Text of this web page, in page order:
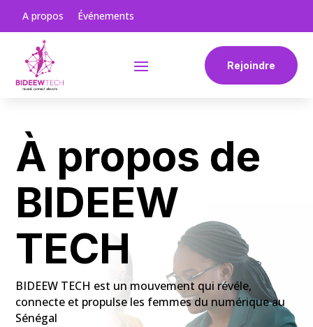
A propos Événements
Rejoindre
À propos de
BIDEEW
TECH
BIDEEW TECH est un mouvement qui révéle,
connecte et propulse les femmes du numérique au
Sénégal